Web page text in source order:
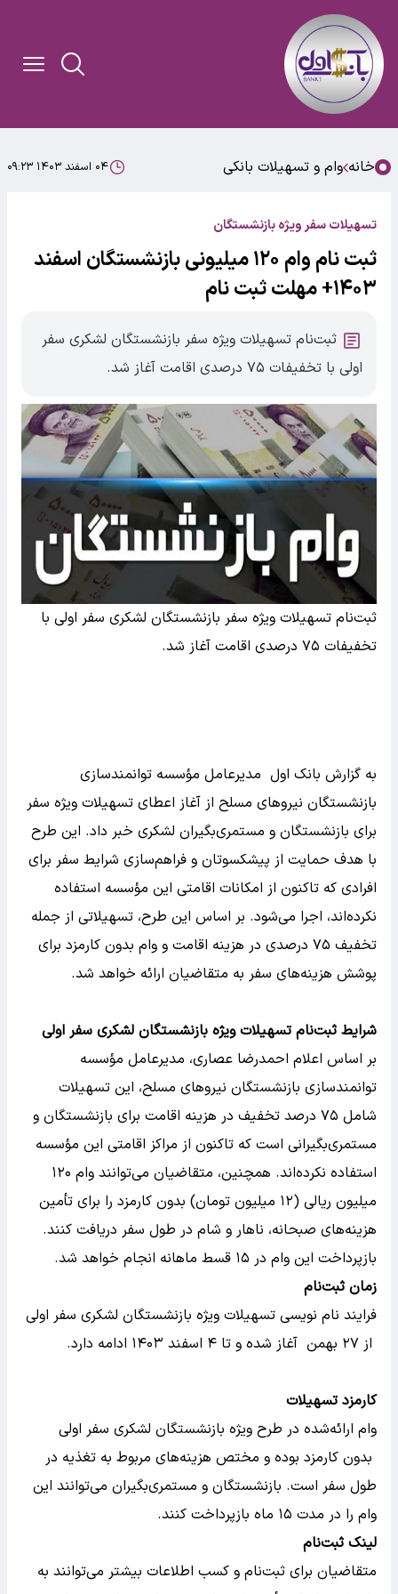
خانه وام و تسهیلات بانکی ۰۴ اسفند ۱۴۰۳ ۰۹:۲۳
تسهیلات سفر ویژه بازنشستگان
ثبت نام وام ۱۲۰ میلیونی بازنشستگان اسفند
۱۴۰۳+ مهلت ثبت نام
ثبت‌نام تسهیلات ویژه سفر بازنشستگان لشکری سفر
اولی با تخفیفات ۷۵ درصدی اقامت آغاز شد.
ثبت‌نام تسهیلات ویژه سفر بازنشستگان لشکری سفر اولی با
تخفیفات ۷۵ درصدی اقامت آغاز شد.
به گزارش بانک اول مدیرعامل مؤسسه توانمندسازی
بازنشستگان نیروهای مسلح از آغاز اعطای تسهیلات ویژه سفر
برای بازنشستگان و مستمری‌بگیران لشکری خبر داد. این طرح
با هدف حمایت از پیشکسوتان و فراهم‌سازی شرایط سفر برای
افرادی که تاکنون از امکانات اقامتی این مؤسسه استفاده
نکرده‌اند، اجرا می‌شود. بر اساس این طرح، تسهیلاتی از جمله
تخفیف ۷۵ درصدی در هزینه اقامت و وام بدون کارمزد برای
پوشش هزینه‌های سفر به متقاضیان ارائه خواهد شد.
شرایط ثبت‌نام تسهیلات ویژه بازنشستگان لشکری سفر اولی
بر اساس اعلام احمدرضا عصاری، مدیرعامل مؤسسه
توانمندسازی بازنشستگان نیروهای مسلح، این تسهیلات
شامل ۷۵ درصد تخفیف در هزینه اقامت برای بازنشستگان و
مستمری‌بگیرانی است که تاکنون از مراکز اقامتی این مؤسسه
استفاده نکرده‌اند. همچنین، متقاضیان می‌توانند وام ۱۲۰
میلیون ریالی (۱۲ میلیون تومان) بدون کارمزد را برای تأمین
هزینه‌های صبحانه، ناهار و شام در طول سفر دریافت کنند.
بازپرداخت این وام در ۱۵ قسط ماهانه انجام خواهد شد.
زمان ثبت‌نام
فرایند نام نویسی تسهیلات ویژه بازنشستگان لشکری سفر اولی
از ۲۷ بهمن آغاز شده و تا ۴ اسفند ۱۴۰۳ ادامه دارد.
کارمزد تسهیلات
وام ارائه‌شده در طرح ویژه بازنشستگان لشکری سفر اولی
بدون کارمزد بوده و مختص هزینه‌های مربوط به تغذیه در
طول سفر است. بازنشستگان و مستمری‌بگیران می‌توانند این
وام را در مدت ۱۵ ماه بازپرداخت کنند.
لینک ثبت‌نام
متقاضیان برای ثبت‌نام و کسب اطلاعات بیشتر می‌توانند به